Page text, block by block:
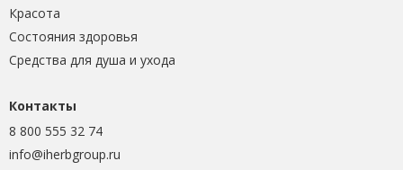
Красота
Состояния здоровья
Средства для душа и ухода
Контакты
8 800 555 32 74
info@iherbgroup.ru